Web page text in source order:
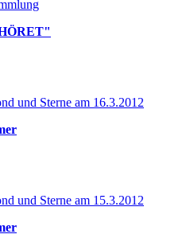
und Sterne am 16.3.2012
und Sterne am 15.3.2012